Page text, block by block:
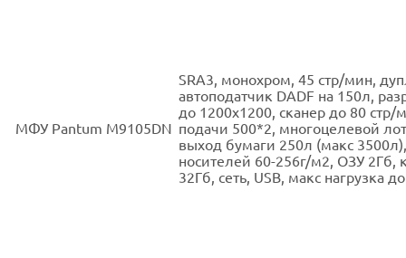
МФУ Pantum M9105DN
SRА3, монохром, 45 стр/мин,
автоподатчик DADF на 150л,
до 1200х1200, сканер до 80 стр/
подачи 500*2, многоцелевой
выход бумаги 250л (макс
носителей 60-256г/м2, ОЗУ 2Гб,
32Гб, сеть, USB, макс нагрузка